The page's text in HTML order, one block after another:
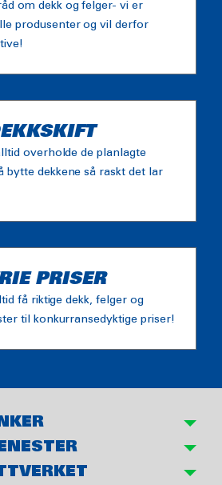
om dekk og felger- vi er
produsenter og vil derfor
overholde de planlagte
bytte dekkene så raskt det lar
PRISER
få riktige dekk, felger og
til konkurransedyktige priser!